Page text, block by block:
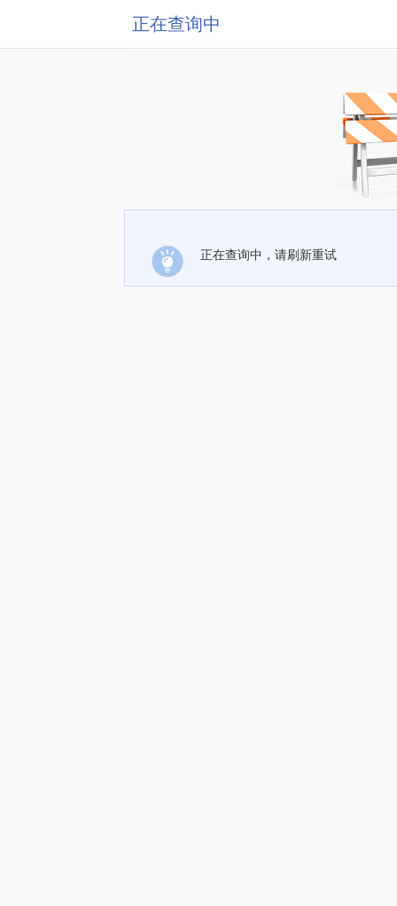
正在查询中
正在查询中，请刷新重试